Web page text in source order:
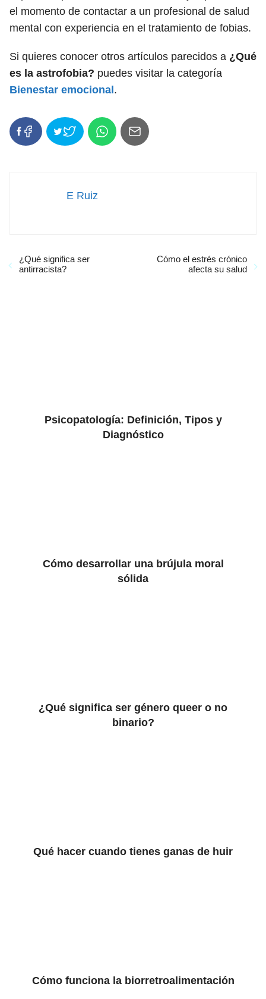
el momento de contactar a un profesional de salud
mental con experiencia en el tratamiento de fobias.
Si quieres conocer otros artículos parecidos a ¿Qué
es la astrofobia? puedes visitar la categoría
Bienestar emocional .
E Ruiz
¿Qué significa ser
antirracista?
Cómo el estrés crónico
afecta su salud
Psicopatología: Definición, Tipos y
Diagnóstico
Cómo desarrollar una brújula moral
sólida
¿Qué significa ser género queer o no
binario?
Qué hacer cuando tienes ganas de huir
Cómo funciona la biorretroalimentación